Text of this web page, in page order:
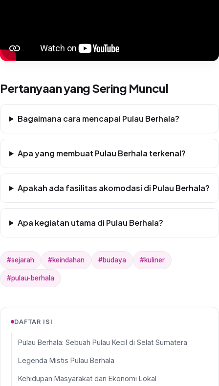
Pertanyaan yang Sering Muncul
Bagaimana cara mencapai Pulau Berhala?
Apa yang membuat Pulau Berhala terkenal?
Apakah ada fasilitas akomodasi di Pulau Berhala?
Apa kegiatan utama di Pulau Berhala?
#sejarah #keindahan #budaya #kuliner
#pulau-berhala
DAFTAR ISI
Pulau Berhala: Sebuah Pulau Kecil di Selat Sumatera
Legenda Mistis Pulau Berhala
Kehidupan Masyarakat dan Ekonomi Lokal